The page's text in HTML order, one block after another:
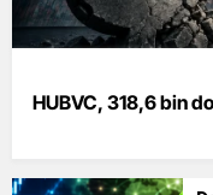
HUBVC, 318,6 bin